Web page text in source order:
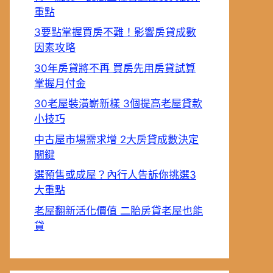
重點
3要點掌握買房不難！影響房貸成數
因素攻略
30年房貸將不再 買房先用房貸試算
掌握月付金
30老屋裝潢嶄新樣 3個提高老屋貸款
小技巧
中古屋市場需求增 2大房貸成數決定
關鍵
選預售或成屋？內行人告訴你挑選3
大重點
老屋翻新活化價值 二胎房貸老屋也能
貸